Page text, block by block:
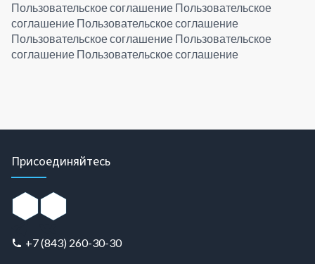
Пользовательское соглашение Пользовательское
соглашение Пользовательское соглашение
Пользовательское соглашение Пользовательское
соглашение Пользовательское соглашение
Присоединяйтесь
+7 (843) 260-30-30